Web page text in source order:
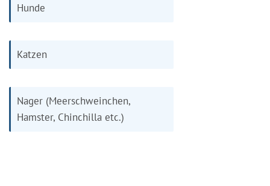
Hunde
Katzen
Nager (Meerschweinchen,
Hamster, Chinchilla etc.)